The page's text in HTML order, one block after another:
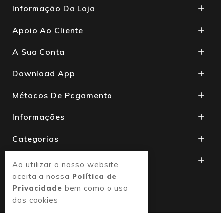
Informação Da Loja 
Apoio Ao Cliente 
A Sua Conta 
Download App 
Métodos De Pagamento 
Informações 
Categorias 
Produtos 
Ao utilizar o nosso website
aceita a nossa Política de
Privacidade bem como o uso
dos cookies